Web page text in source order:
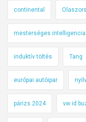
continental
mesterséges intelligencia
induktív töltés Tang
európai autóipar
párizs 2024 vw id